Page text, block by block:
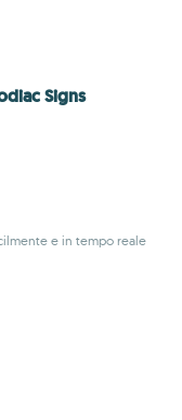
Signs
e in tempo reale